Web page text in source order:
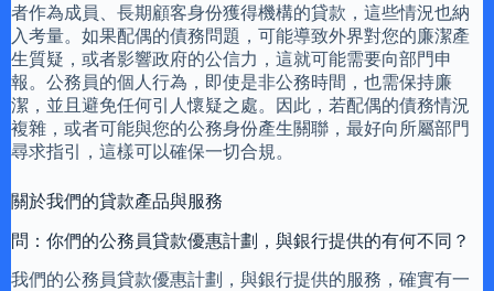
者作為成員、長期顧客身份獲得機構的貸款，這些情況也納
入考量。如果配偶的債務問題，可能導致外界對您的廉潔產
生質疑，或者影響政府的公信力，這就可能需要向部門申
報。公務員的個人行為，即使是非公務時間，也需保持廉
潔，並且避免任何引人懷疑之處。因此，若配偶的債務情況
複雜，或者可能與您的公務身份產生關聯，最好向所屬部門
尋求指引，這樣可以確保一切合規。
關於我們的貸款產品與服務
問：你們的公務員貸款優惠計劃，與銀行提供的有何不同？
我們的公務員貸款優惠計劃，與銀行提供的服務，確實有一